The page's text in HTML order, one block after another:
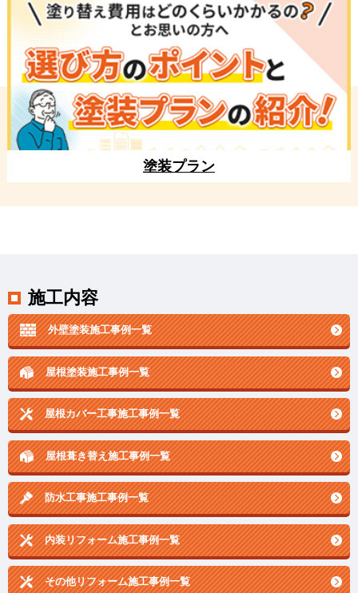
塗装プラン
施工内容
外壁塗装施工事例一覧
屋根塗装施工事例一覧
屋根カバー工事施工事例一覧
屋根葺き替え施工事例一覧
防水工事施工事例一覧
内装リフォーム施工事例一覧
その他リフォーム施工事例一覧